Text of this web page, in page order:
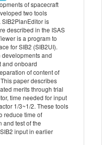
of spacecraft
two tools
is
described in the ISAS
is a program to
for SIB2 (SIB2UI).
and
and onboard
of content of
paper describes
merits through trial
time needed for input
1/3~1/2. These tools
reduce time of
and test of the
input in earlier